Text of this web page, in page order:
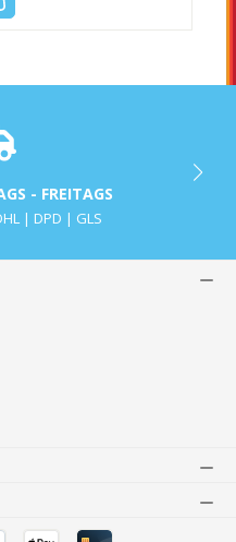
- FREITAGS
| DPD | GLS